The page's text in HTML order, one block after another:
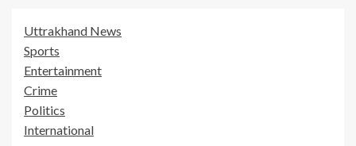
Uttrakhand News
Sports
Entertainment
Crime
Politics
International